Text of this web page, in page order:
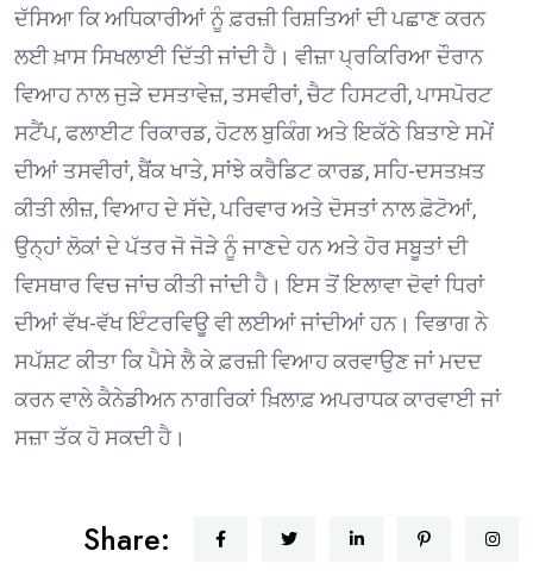
ਦੱਸਿਆ ਕਿ ਅਧਿਕਾਰੀਆਂ ਨੂੰ ਫ਼ਰਜ਼ੀ ਰਿਸ਼ਤਿਆਂ ਦੀ ਪਛਾਣ ਕਰਨ
ਲਈ ਖ਼ਾਸ ਸਿਖਲਾਈ ਦਿੱਤੀ ਜਾਂਦੀ ਹੈ। ਵੀਜ਼ਾ ਪ੍ਰਕਿਰਿਆ ਦੌਰਾਨ
ਵਿਆਹ ਨਾਲ ਜੁੜੇ ਦਸਤਾਵੇਜ਼, ਤਸਵੀਰਾਂ, ਚੈਟ ਹਿਸਟਰੀ, ਪਾਸਪੋਰਟ
ਸਟੈਂਪ, ਫਲਾਈਟ ਰਿਕਾਰਡ, ਹੋਟਲ ਬੁਕਿੰਗ ਅਤੇ ਇਕੱਠੇ ਬਿਤਾਏ ਸਮੇਂ
ਦੀਆਂ ਤਸਵੀਰਾਂ, ਬੈਂਕ ਖਾਤੇ, ਸਾਂਝੇ ਕਰੈਡਿਟ ਕਾਰਡ, ਸਹਿ-ਦਸਤਖ਼ਤ
ਕੀਤੀ ਲੀਜ਼, ਵਿਆਹ ਦੇ ਸੱਦੇ, ਪਰਿਵਾਰ ਅਤੇ ਦੋਸਤਾਂ ਨਾਲ ਫ਼ੋਟੋਆਂ,
ਉਨ੍ਹਾਂ ਲੋਕਾਂ ਦੇ ਪੱਤਰ ਜੋ ਜੋੜੇ ਨੂੰ ਜਾਣਦੇ ਹਨ ਅਤੇ ਹੋਰ ਸਬੂਤਾਂ ਦੀ
ਵਿਸਥਾਰ ਵਿਚ ਜਾਂਚ ਕੀਤੀ ਜਾਂਦੀ ਹੈ। ਇਸ ਤੋਂ ਇਲਾਵਾ ਦੋਵਾਂ ਧਿਰਾਂ
ਦੀਆਂ ਵੱਖ-ਵੱਖ ਇੰਟਰਵਿਊ ਵੀ ਲਈਆਂ ਜਾਂਦੀਆਂ ਹਨ। ਵਿਭਾਗ ਨੇ
ਸਪੱਸ਼ਟ ਕੀਤਾ ਕਿ ਪੈਸੇ ਲੈ ਕੇ ਫ਼ਰਜ਼ੀ ਵਿਆਹ ਕਰਵਾਉਣ ਜਾਂ ਮਦਦ
ਕਰਨ ਵਾਲੇ ਕੈਨੇਡੀਅਨ ਨਾਗਰਿਕਾਂ ਖ਼ਿਲਾਫ਼ ਅਪਰਾਧਕ ਕਾਰਵਾਈ ਜਾਂ
ਸਜ਼ਾ ਤੱਕ ਹੋ ਸਕਦੀ ਹੈ।
Share: